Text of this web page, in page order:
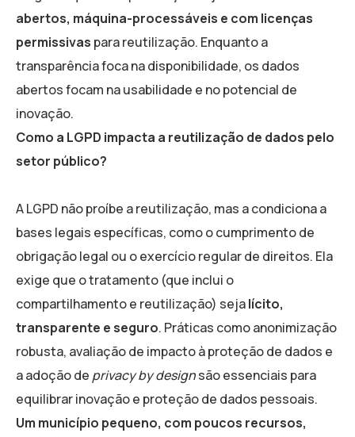
abertos, máquina-processáveis e com licenças
permissivas para reutilização. Enquanto a
transparência foca na disponibilidade, os dados
abertos focam na usabilidade e no potencial de
inovação.
Como a LGPD impacta a reutilização de dados pelo
setor público?
A LGPD não proíbe a reutilização, mas a condiciona a
bases legais específicas, como o cumprimento de
obrigação legal ou o exercício regular de direitos. Ela
exige que o tratamento (que inclui o
compartilhamento e reutilização) sejalícito,
transparente e seguro. Práticas como anonimização
robusta, avaliação de impacto à proteção de dados e
a adoção de privacy by designsão essenciais para
equilibrar inovação e proteção de dados pessoais.
Um município pequeno, com poucos recursos,